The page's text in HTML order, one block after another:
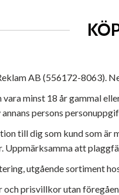
AB (556172-8063).
minst 18 år gammal
persons
till dig som kund som är
att
utgående sortiment
prisvillkor utan